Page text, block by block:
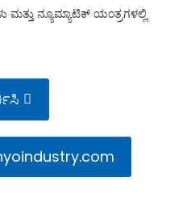
ಮತ್ತು ನ್ಯೂಮ್ಯಾಟಿಕ್ ಯಂತ್ರಗಳಲ್ಲಿ